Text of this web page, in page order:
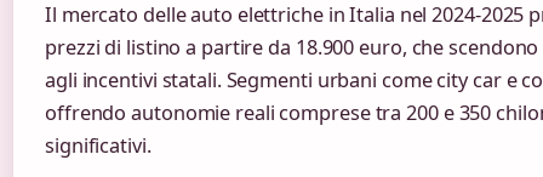
Il mercato delle auto elettriche in Italia nel 2024-2025
prezzi di listino a partire da 18.900 euro, che
agli incentivi statali. Segmenti urbani come city car e
offrendo autonomie reali comprese tra 200 e 350
significativi.